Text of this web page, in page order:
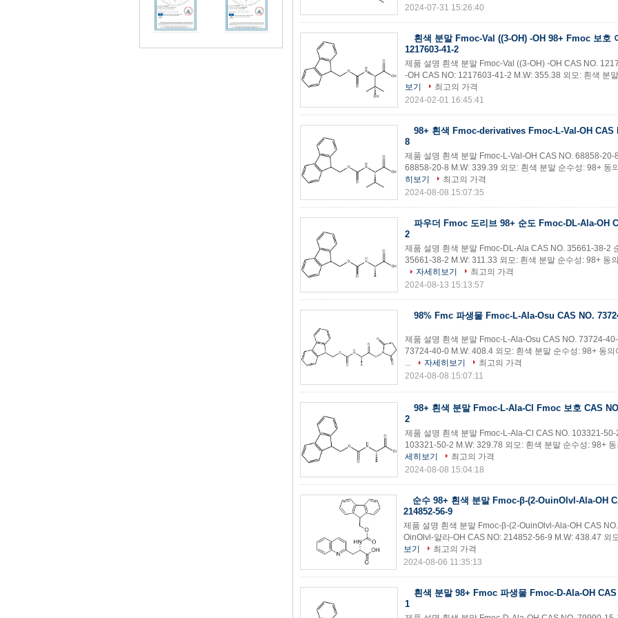
2024-07-31 15:26:40
흰색 분말 Fmoc-Val ((3-OH) -OH 98+ Fmoc 보호
1217603-41-2
제품 설명 흰색 분말 Fmoc-Val ((3-OH) -OH CAS NO.
-OH CAS NO: 1217603-41-2 M.W: 355.38 외모: 흰색 분
보기
최고의 가격
2024-02-01 16:45:41
98+ 흰색 Fmoc-derivatives Fmoc-L-Val-OH CAS
8
제품 설명 흰색 분말 Fmoc-L-Val-OH CAS NO. 68858-
68858-20-8 M.W: 339.39 외모: 흰색 분말 순수성: 98+ 동
히보기
최고의 가격
2024-08-08 15:07:35
파우더 Fmoc 도리브 98+ 순도 Fmoc-DL-Ala-OH
2
제품 설명 흰색 분말 Fmoc-DL-Ala CAS NO. 35661-38-2
35661-38-2 M.W: 311.33 외모: 흰색 분말 순수성: 98+ 동
자세히보기
최고의 가격
2024-08-13 15:13:57
98% Fmc 파생물 Fmoc-L-Ala-Osu CAS NO.
제품 설명 흰색 분말 Fmoc-L-Ala-Osu CAS NO. 73724-
73724-40-0 M.W: 408.4 외모: 흰색 분말 순수성: 98+ 동
...
자세히보기
최고의 가격
2024-08-08 15:07:11
98+ 흰색 분말 Fmoc-L-Ala-Cl Fmoc 보호 CAS
2
제품 설명 흰색 분말 Fmoc-L-Ala-Cl CAS NO. 103321-
103321-50-2 M.W: 329.78 외모: 흰색 분말 순수성: 98+
세히보기
최고의 가격
2024-08-08 15:04:18
순수 98+ 흰색 분말 Fmoc-β-(2-OuinOlvl-Ala-OH
214852-56-9
제품 설명 흰색 분말 Fmoc-β-(2-OuinOlvl-Ala-OH CAS
OinOlvl-알라-OH CAS NO: 214852-56-9 M.W: 438.47 외
보기
최고의 가격
2024-08-06 11:35:13
흰색 분말 98+ Fmoc 파생물 Fmoc-D-Ala-OH CAS
1